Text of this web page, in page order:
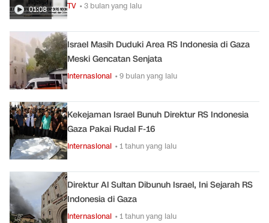
01:08 TV • 3 bulan yang lalu
Israel Masih Duduki Area RS Indonesia di Gaza
Meski Gencatan Senjata
Internasional • 9 bulan yang lalu
Kekejaman Israel Bunuh Direktur RS Indonesia
Gaza Pakai Rudal F-16
Internasional • 1 tahun yang lalu
Direktur Al Sultan Dibunuh Israel, Ini Sejarah RS
Indonesia di Gaza
Internasional • 1 tahun yang lalu